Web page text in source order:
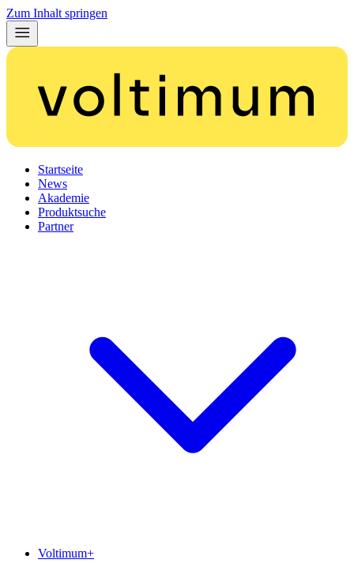
Zum Inhalt springen
Startseite
News
Akademie
Produktsuche
Partner
Voltimum+